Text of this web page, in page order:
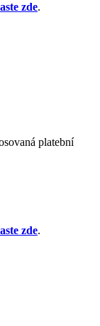
zde.
platební
zde.